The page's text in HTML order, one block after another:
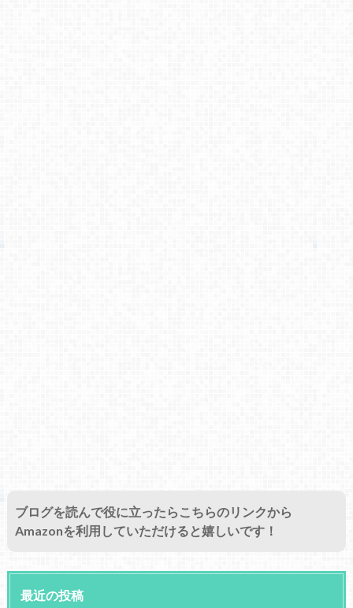
ブログを読んで役に立ったらこちらのリンクから
Amazonを利用していただけると嬉しいです！
最近の投稿